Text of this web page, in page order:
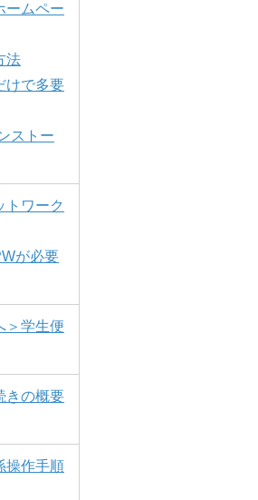
ームペー
法
けで多要
ストー
トワーク
が必要
＞学生便
きの概要
操作手順